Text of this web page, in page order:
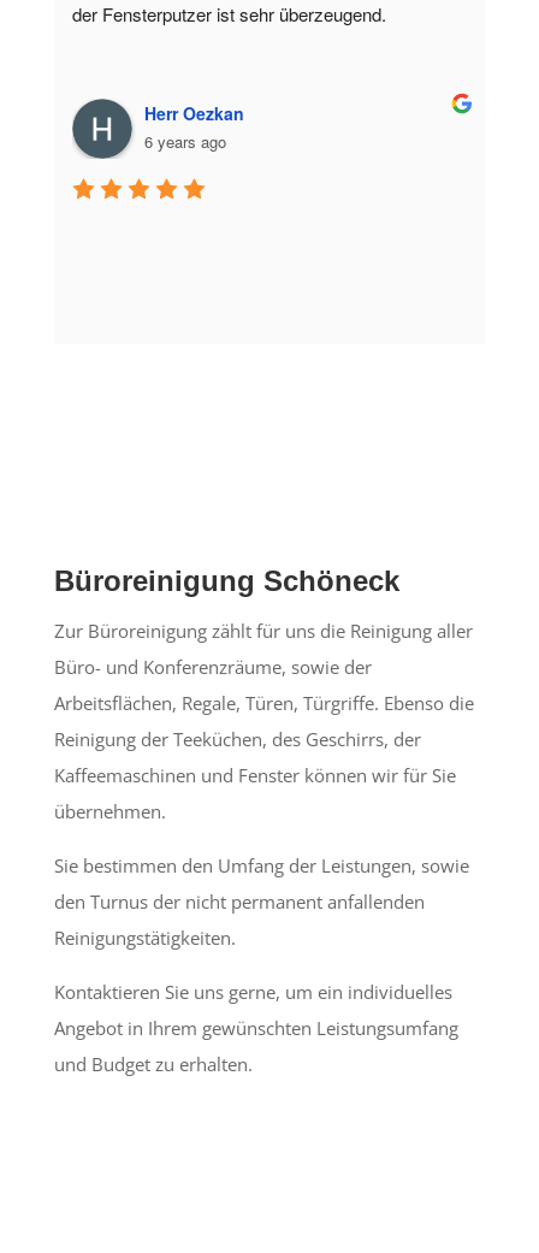
der Fensterputzer ist sehr überzeugend.
Herr Oezkan
6 years ago
Büroreinigung Schöneck
Zur Büroreinigung zählt für uns die Reinigung aller
Büro- und Konferenzräume, sowie der
Arbeitsflächen, Regale, Türen, Türgriffe. Ebenso die
Reinigung der Teeküchen, des Geschirrs, der
Kaffeemaschinen und Fenster können wir für Sie
übernehmen.
Sie bestimmen den Umfang der Leistungen, sowie
den Turnus der nicht permanent anfallenden
Reinigungstätigkeiten.
Kontaktieren Sie uns gerne, um ein individuelles
Angebot in Ihrem gewünschten Leistungsumfang
und Budget zu erhalten.